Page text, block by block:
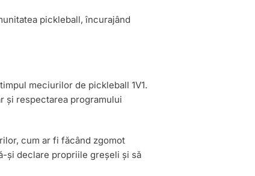
pickleball, încurajând
meciurilor de pickleball 1V1.
și respectarea programului
cum ar fi făcând zgomot
și declare propriile greșeli și să